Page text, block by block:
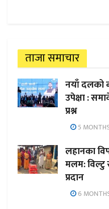
ताजा समाचार
नयाँ दलको
उपेक्षा :
प्रश्न
5
लहानका
मलम: विल्टु
प्रदान
6